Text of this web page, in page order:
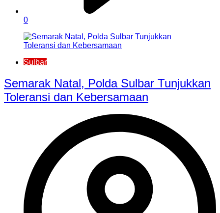
0
Sulbar
Semarak Natal, Polda Sulbar Tunjukkan
Toleransi dan Kebersamaan